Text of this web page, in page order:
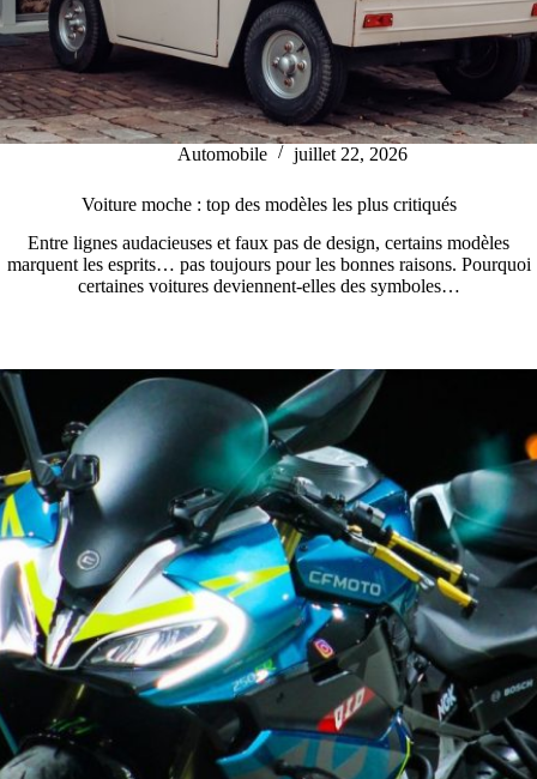
Automobile juillet 22, 2026
Voiture moche : top des modèles les plus critiqués
Entre lignes audacieuses et faux pas de design, certains modèles
marquent les esprits… pas toujours pour les bonnes raisons. Pourquoi
certaines voitures deviennent-elles des symboles…